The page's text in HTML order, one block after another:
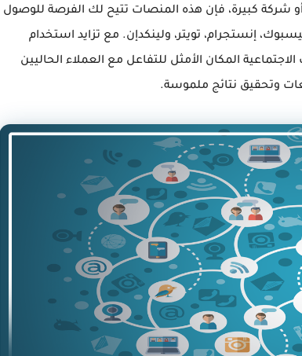
كبيرة، فإن هذه المنصات تتيح لك الفرصة للوصول
إنستجرام، تويتر، ولينكدإن. مع تزايد استخدام
المكان الأمثل للتفاعل مع العملاء الحاليين
وتحقيق نتائج ملموسة.